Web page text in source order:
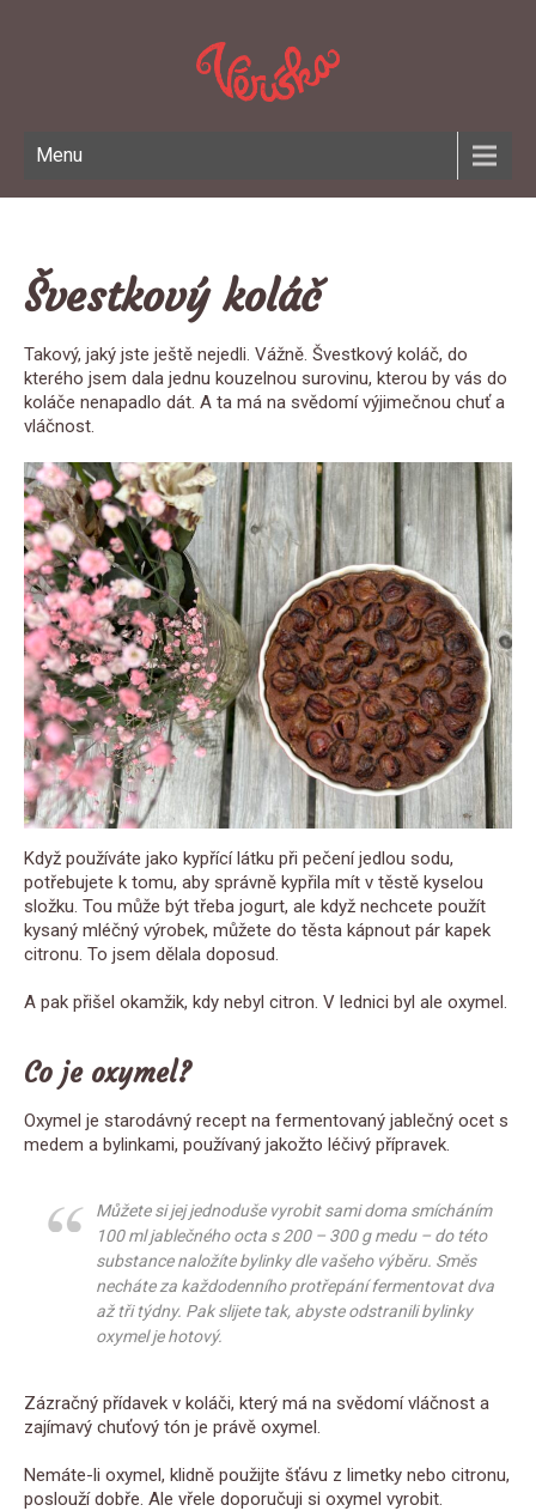
Menu
Švestkový koláč
Takový, jaký jste ještě nejedli. Vážně. Švestkový koláč, do
kterého jsem dala jednu kouzelnou surovinu, kterou by vás do
koláče nenapadlo dát. A ta má na svědomí výjimečnou chuť a
vláčnost.
Když používáte jako kypřící látku při pečení jedlou sodu,
potřebujete k tomu, aby správně kypřila mít v těstě kyselou
složku. Tou může být třeba jogurt, ale když nechcete použít
kysaný mléčný výrobek, můžete do těsta kápnout pár kapek
citronu. To jsem dělala doposud.
A pak přišel okamžik, kdy nebyl citron. V lednici byl ale oxymel.
Co je oxymel?
Oxymel je starodávný recept na fermentovaný jablečný ocet s
medem a bylinkami, používaný jakožto léčivý přípravek.
Můžete si jej jednoduše vyrobit sami doma smícháním
100 ml jablečného octa s 200 – 300 g medu – do této
substance naložíte bylinky dle vašeho výběru. Směs
necháte za každodenního protřepání fermentovat dva
až tři týdny. Pak slijete tak, abyste odstranili bylinky
oxymel je hotový.
Zázračný přídavek v koláči, který má na svědomí vláčnost a
zajímavý chuťový tón je právě oxymel.
Nemáte-li oxymel, klidně použijte šťávu z limetky nebo citronu,
poslouží dobře. Ale vřele doporučuji si oxymel vyrobit.